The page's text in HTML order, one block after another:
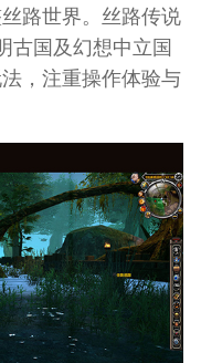
路世界。丝路传说
古国及幻想中立国
，注重操作体验与